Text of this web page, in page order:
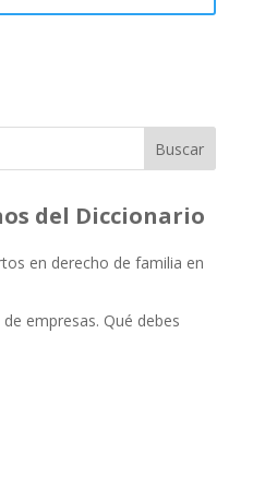
Buscar
del Diccionario
en derecho de familia en
empresas. Qué debes